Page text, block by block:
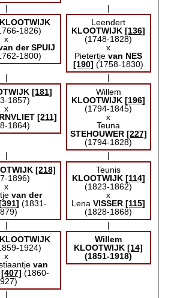
KLOOTWIJK
1826)
x
der SPUIJ
1800)
Leendert
KLOOTWIJK [136]
(1748-1828)
x
Pietertjevan NES
[190] (1758-1830)
[181]
1857)
x
[211]
1864)
Willem
KLOOTWIJK [196]
(1794-1845)
x
Teuna
STEHOUWER [227]
(1794-1828)
[218]
1896)
x
van der
(1831-
Teunis
KLOOTWIJK [114]
(1823-1862)
x
LenaVISSER [115]
(1828-1868)
KLOOTWIJK
1924)
x
van
[407] (1860-
Willem
KLOOTWIJK [14]
(1851-1918)